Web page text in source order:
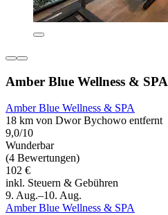
Amber Blue Wellness & SPA
Amber Blue Wellness & SPA
18 km von Dwor Bychowo entfernt
9,0/10
Wunderbar
(4 Bewertungen)
102 €
inkl. Steuern & Gebühren
9. Aug.–10. Aug.
Amber Blue Wellness & SPA